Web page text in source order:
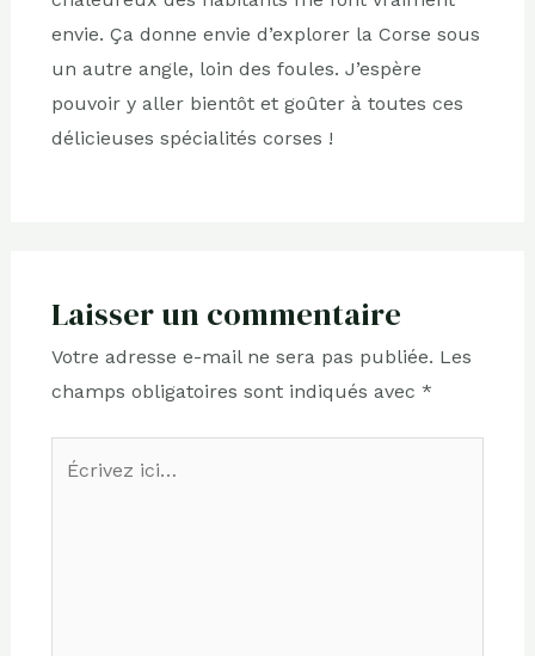
envie. Ça donne envie d’explorer la Corse sous
un autre angle, loin des foules. J’espère
pouvoir y aller bientôt et goûter à toutes ces
délicieuses spécialités corses !
Laisser un commentaire
Votre adresse e-mail ne sera pas publiée. Les
champs obligatoires sont indiqués avec *